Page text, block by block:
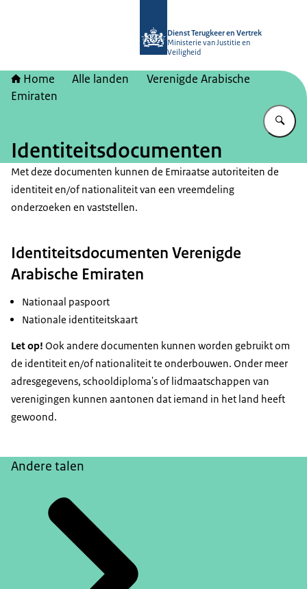
Dienst Terugkeer en Vertrek
Ministerie van Justitie en
Veiligheid
Home Alle landen
Verenigde Arabische
Emiraten
Identiteitsdocumenten
Met deze documenten kunnen de Emiraatse autoriteiten de
identiteit en/of nationaliteit van een vreemdeling
onderzoeken en vaststellen.
Identiteitsdocumenten Verenigde
Arabische Emiraten
Nationaal paspoort
Nationale identiteitskaart
Let op! Ook andere documenten kunnen worden gebruikt om
de identiteit en/of nationaliteit te onderbouwen. Onder meer
adresgegevens, schooldiploma's of lidmaatschappen van
verenigingen kunnen aantonen dat iemand in het land heeft
gewoond.
Andere talen